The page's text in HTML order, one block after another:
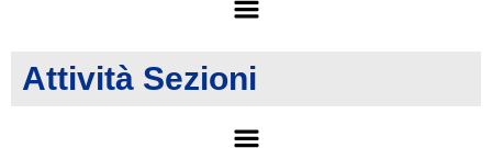
Attività Sezioni